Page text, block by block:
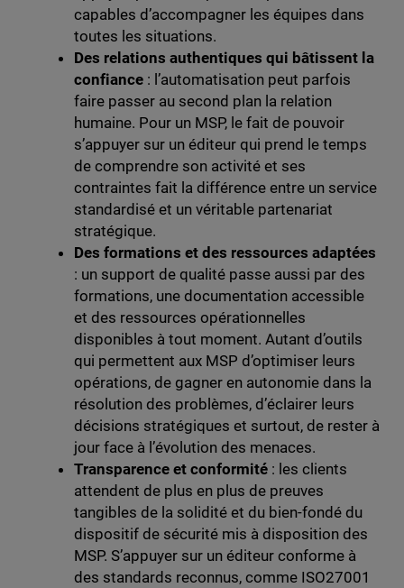
capables d’accompagner les équipes dans
toutes les situations.
Des relations authentiques qui bâtissent la
confiance: l’automatisation peut parfois
faire passer au second plan la relation
humaine. Pour un MSP, le fait de pouvoir
s’appuyer sur un éditeur qui prend le temps
de comprendre son activité et ses
contraintes fait la différence entre un service
standardisé et un véritable partenariat
stratégique.
Des formations et des ressources adaptées
: un support de qualité passe aussi par des
formations, une documentation accessible
et des ressources opérationnelles
disponibles à tout moment. Autant d’outils
qui permettent aux MSP d’optimiser leurs
opérations, de gagner en autonomie dans la
résolution des problèmes, d’éclairer leurs
décisions stratégiques et surtout, de rester à
jour face à l’évolution des menaces.
Transparence et conformité: les clients
attendent de plus en plus de preuves
tangibles de la solidité et du bien-fondé du
dispositif de sécurité mis à disposition des
MSP. S’appuyer sur un éditeur conforme à
des standards reconnus, comme ISO27001